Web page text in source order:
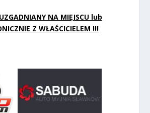
NA MIEJSCU lub
Z WŁAŚCICIELEM !!!